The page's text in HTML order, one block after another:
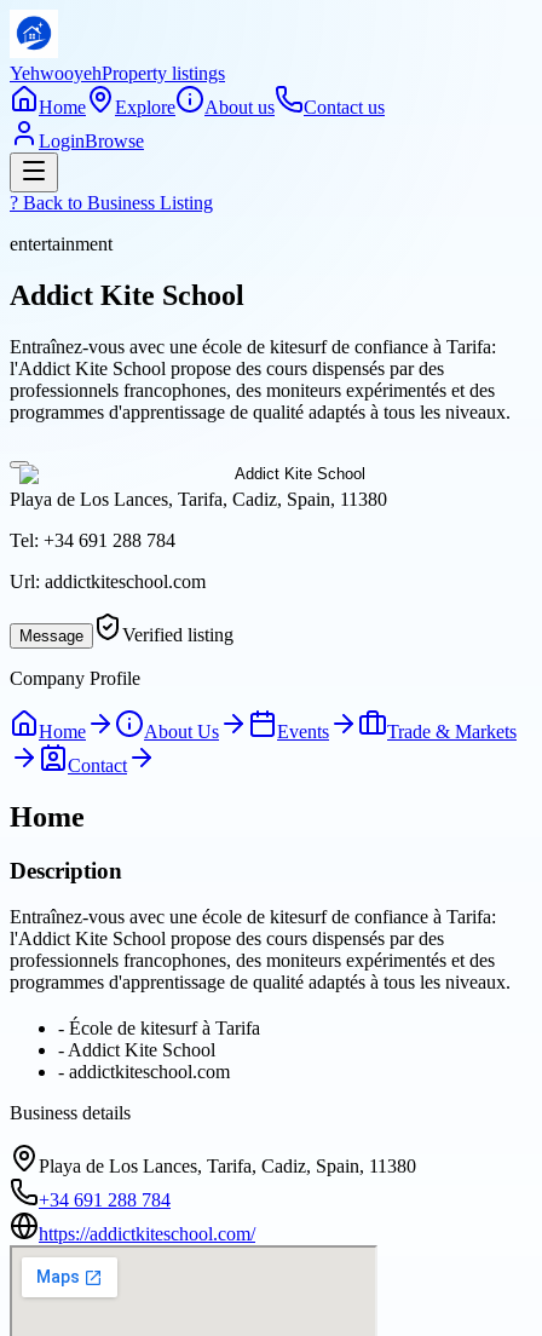
YehwooyehProperty listings
Home
Explore About us
Contact us
LoginBrowse
? Back to Business Listing
entertainment
Addict Kite School
Entraînez-vous avec une école de kitesurf de confiance à Tarifa:
l'Addict Kite School propose des cours dispensés par des
professionnels francophones, des moniteurs expérimentés et des
programmes d'apprentissage de qualité adaptés à tous les niveaux.
Playa de Los Lances, Tarifa, Cadiz, Spain, 11380
Tel: +34 691 288 784
Url: addictkiteschool.com
Message Verified listing
Company Profile
Home About Us Events
Trade & Markets
Contact
Home
Description
Entraînez-vous avec une école de kitesurf de confiance à Tarifa:
l'Addict Kite School propose des cours dispensés par des
professionnels francophones, des moniteurs expérimentés et des
programmes d'apprentissage de qualité adaptés à tous les niveaux.
- École de kitesurf à Tarifa
- Addict Kite School
- addictkiteschool.com
Business details
Playa de Los Lances, Tarifa, Cadiz, Spain, 11380
+34 691 288 784
https://addictkiteschool.com/